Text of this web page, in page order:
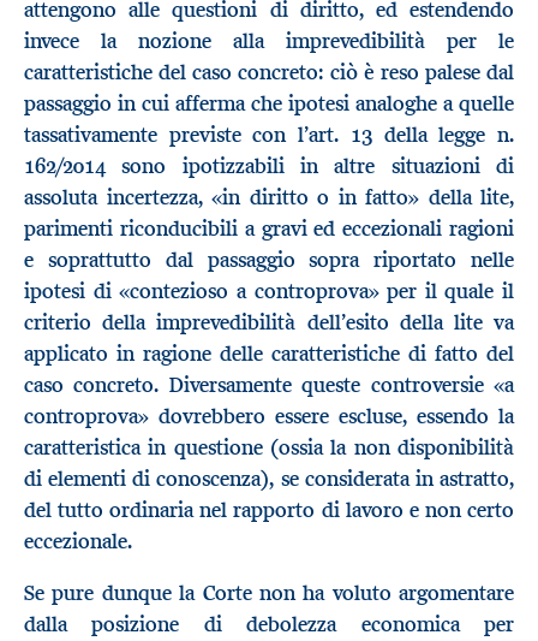
attengono alle questioni di diritto, ed estendendo
invece la nozione alla imprevedibilità per le
caratteristiche del caso concreto: ciò è reso palese dal
passaggio in cui afferma che ipotesi analoghe a quelle
tassativamente previste con l’art. 13 della legge n.
162/2014 sono ipotizzabili in altre situazioni di
assoluta incertezza, «in diritto o in fatto» della lite,
parimenti riconducibili a gravi ed eccezionali ragioni
e soprattutto dal passaggio sopra riportato nelle
ipotesi di «contezioso a controprova» per il quale il
criterio della imprevedibilità dell’esito della lite va
applicato in ragione delle caratteristiche di fatto del
caso concreto. Diversamente queste controversie «a
controprova» dovrebbero essere escluse, essendo la
caratteristica in questione (ossia la non disponibilità
di elementi di conoscenza), se considerata in astratto,
del tutto ordinaria nel rapporto di lavoro e non certo
eccezionale.
Se pure dunque la Corte non ha voluto argomentare
dalla posizione di debolezza economica per